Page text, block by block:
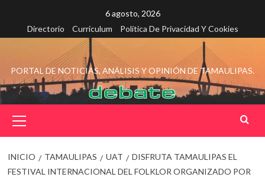
contenido
6 agosto, 2026
Directorio
Curriculum Política De Privacidad Y Cookies
PORTAL DE NOTICIAS, ANÁLISIS Y OPINIÓN DE TAMAULIPAS.
principal
INICIO TAMAULIPAS UAT
DISFRUTA TAMAULIPAS EL
FESTIVAL INTERNACIONAL DEL FOLKLOR ORGANIZADO POR